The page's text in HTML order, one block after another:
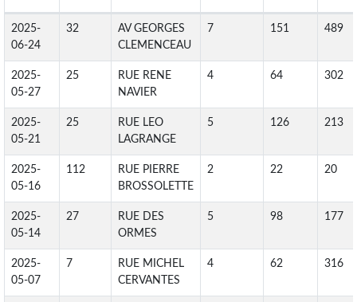
2025-
06-24
32
AV GEORGES
CLEMENCEAU
7 151 489
2025-
05-27
25
RUE RENE
NAVIER
4 64 302
2025-
05-21
25
RUE LEO
LAGRANGE
5 126 213
2025-
05-16
112
RUE PIERRE
BROSSOLETTE
2 22 20
2025-
05-14
27
RUE DES
ORMES
5 98 177
2025-
05-07
7
RUE MICHEL
CERVANTES
4 62 316